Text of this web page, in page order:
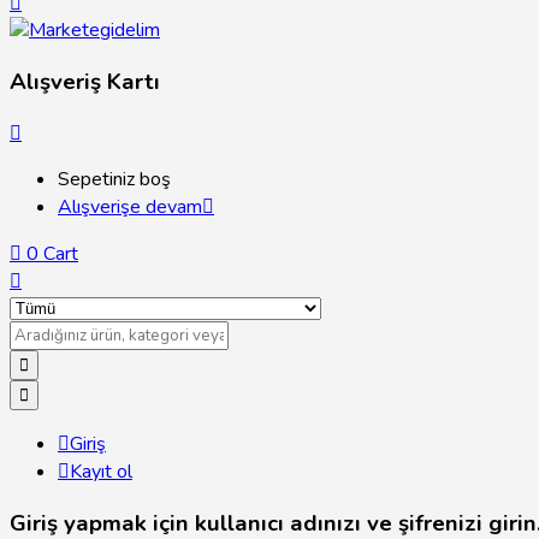
Alışveriş Kartı
Sepetiniz boş
Alışverişe devam
0Cart
Giriş
Kayıt ol
Giriş yapmak için kullanıcı adınızı ve şifrenizi